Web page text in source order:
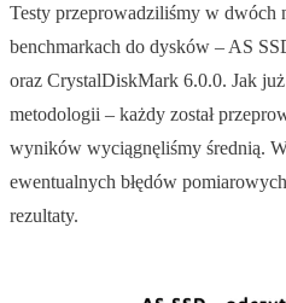
Testy przeprowadziliśmy w dwóch
benchmarkach do dysków – AS
oraz CrystalDiskMark 6.0.0. Jak
metodologii – każdy został
wyników wyciągnęliśmy średnią.
ewentualnych błędów
rezultaty.